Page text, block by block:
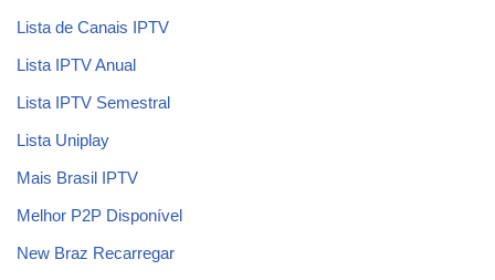
Lista de Canais IPTV
Lista IPTV Anual
Lista IPTV Semestral
Lista Uniplay
Mais Brasil IPTV
Melhor P2P Disponível
New Braz Recarregar